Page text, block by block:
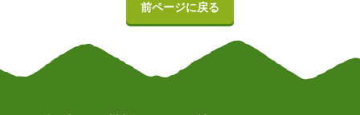
前ページに戻る